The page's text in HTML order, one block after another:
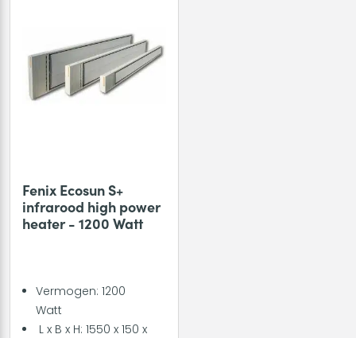
Fenix Ecosun S+
infrarood high power
heater - 1200 Watt
Vermogen: 1200
Watt
L x B x H: 1550 x 150 x